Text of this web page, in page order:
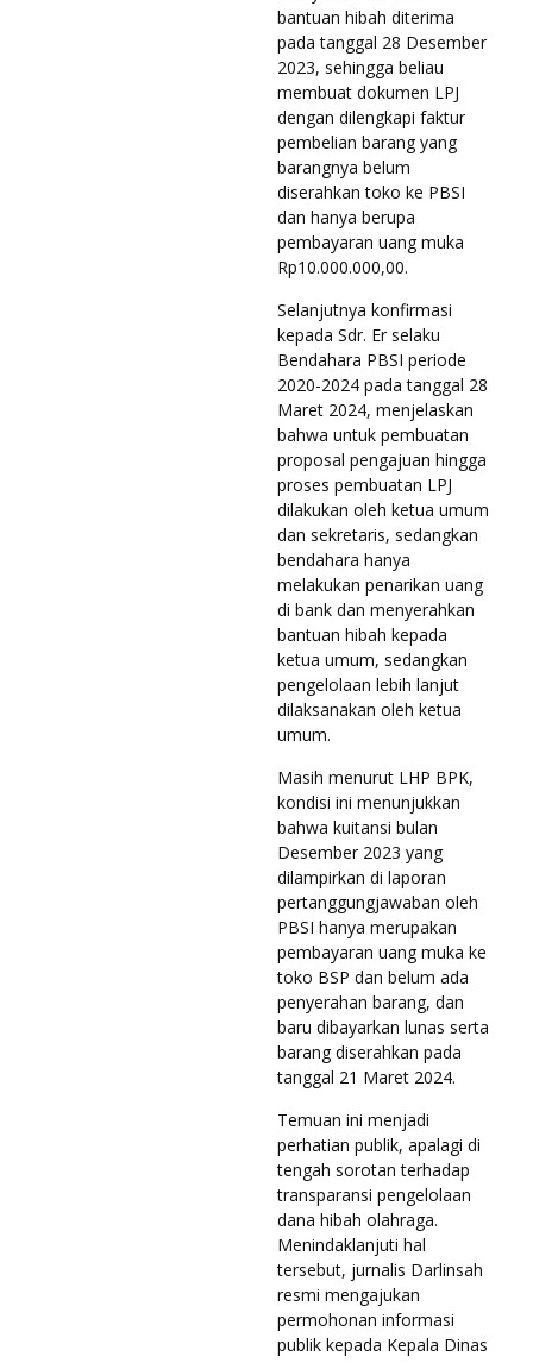
bantuan hibah diterima
pada tanggal 28 Desember
2023, sehingga beliau
membuat dokumen LPJ
dengan dilengkapi faktur
pembelian barang yang
barangnya belum
diserahkan toko ke PBSI
dan hanya berupa
pembayaran uang muka
Rp10.000.000,00.
Selanjutnya konfirmasi
kepada Sdr. Er selaku
Bendahara PBSI periode
2020-2024 pada tanggal 28
Maret 2024, menjelaskan
bahwa untuk pembuatan
proposal pengajuan hingga
proses pembuatan LPJ
dilakukan oleh ketua umum
dan sekretaris, sedangkan
bendahara hanya
melakukan penarikan uang
di bank dan menyerahkan
bantuan hibah kepada
ketua umum, sedangkan
pengelolaan lebih lanjut
dilaksanakan oleh ketua
umum.
Masih menurut LHP BPK,
kondisi ini menunjukkan
bahwa kuitansi bulan
Desember 2023 yang
dilampirkan di laporan
pertanggungjawaban oleh
PBSI hanya merupakan
pembayaran uang muka ke
toko BSP dan belum ada
penyerahan barang, dan
baru dibayarkan lunas serta
barang diserahkan pada
tanggal 21 Maret 2024.
Temuan ini menjadi
perhatian publik, apalagi di
tengah sorotan terhadap
transparansi pengelolaan
dana hibah olahraga.
Menindaklanjuti hal
tersebut, jurnalis Darlinsah
resmi mengajukan
permohonan informasi
publik kepada Kepala Dinas